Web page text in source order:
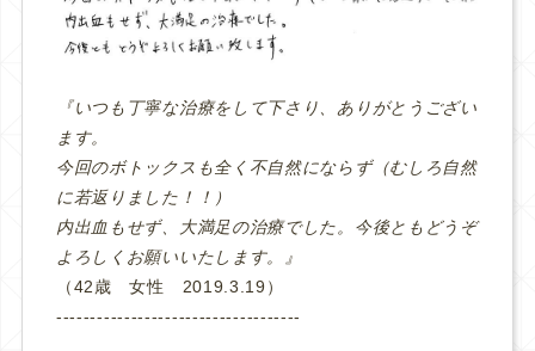
『いつも丁寧な治療をして下さり、ありがとうござい
ます。
今回のボトックスも全く不自然にならず（むしろ自然
に若返りました！！）
内出血もせず、大満足の治療でした。今後ともどうぞ
よろしくお願いいたします。』
（42歳 女性 2019.3.19）
‐‐‐‐‐‐‐‐‐‐‐‐‐‐‐‐‐‐‐‐‐‐‐‐‐‐‐‐‐‐‐‐‐‐‐‐